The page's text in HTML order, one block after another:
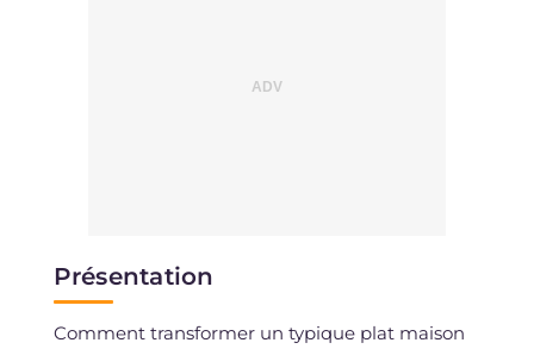
Présentation
Comment transformer un typique plat maison